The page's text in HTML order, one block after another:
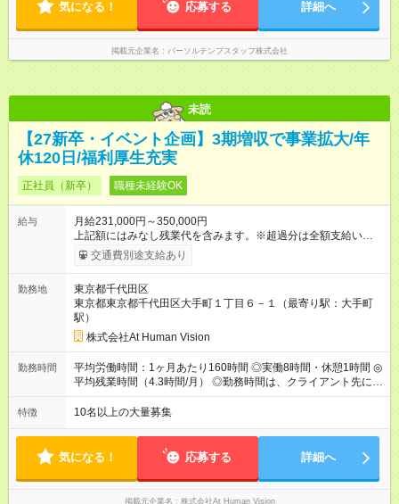
気になる！ 応募する 詳細へ
掲載元企業名 パーソルテンプスタッフ株式会社
未読
【27新卒・イベント企画】3期増収で事業拡大/年
休120日/福利厚生充実
正社員（新卒） 職種未経験OK
給与
月給231,000円～350,000円
上記額にはみなし残業代を含みます。※超過分は全額支給いたし
ます。 みなし残業代 24,000円 ～ 37,000円／月 みなし残業時
間 15時間／月 【給与】 月給： 大卒・院卒 ：243，000
（固定残業代 24，000円） 賞与：年２回 （業績連動型） 昇
給：年２回（3月、9月) 試用期間：6ヶ月 ※上記額にはみなし残
業代（月15時間分）が含まれた 金額になります。超過分は追加
で全額支給。 【頑張りを給与・キャリアに還元します】 年に2
回⼈事評価があり等級が決まります。 等級に合わせた給与設定
のため、若い内からでも頑張り次第で給与アップが叶います。
⼀般職（20～31万円）→リーダー（⽉給26～36万円） →係⻑
～58万円） 【試用期間】試用期間あり 試用期間の長さ：6ヶ月
※ 雇用形態と給与に、本採用時と異なる部分があります。 雇用
形態：本採用時と同じです。 給与：月給 224,000円 ～ 330,000
円 上記額にはみなし残業代を含みます。※超過分は全額支給い
たします。 みなし残業代 24,000円 ～ 34,000円／月 みなし残業
時間 15時間／月
交通費別途支給あり
勤務地
東京都千代田区
東京都東京都千代田区大手町１丁目６－１（最寄り駅：大手町
駅）
株式会社At Human Vision
勤務時間
平均労働時間：1ヶ月あたり160時間 ◎実働8時間・休憩1時間 ◎
平均残業時間（4.3時間/月） ◎勤務時間は、クライアント先に
より異なります。 ※＜シフト例＞ 10:00～19:00／11:00～
20:00 平均労働時間：1ヶ月あたり160時間 ◎実働8時間・休憩1
先に より異なります。 ※＜シフト例＞ 10:00～19:00／11:00
～20:00
特徴 10名以上の大量募集
気になる！ 応募する 詳細へ
掲載元企業名 株式会社At Human Vision